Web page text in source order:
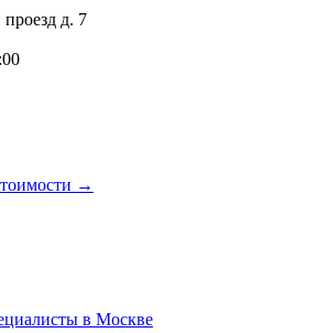
д. 7
→
в Москве